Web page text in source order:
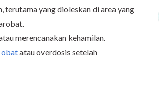
terutama yang dioleskan di area yang
merencanakan kehamilan.
obatatau overdosis setelah